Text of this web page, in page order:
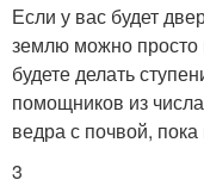
Если у вас будет
землю можно просто
будете делать
помощников из
ведра с почвой,
3